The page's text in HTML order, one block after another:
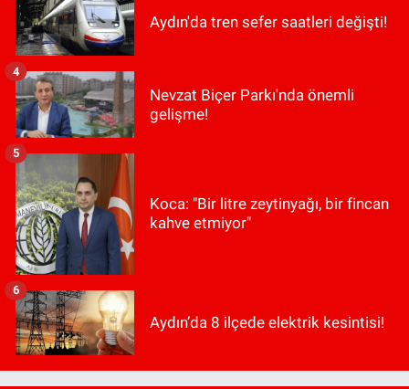
Aydın'da tren sefer saatleri değişti!
Nevzat Biçer Parkı'nda önemli
gelişme!
4
Koca: "Bir litre zeytinyağı, bir fincan
kahve etmiyor"
5
Aydın’da 8 ilçede elektrik kesintisi!
6